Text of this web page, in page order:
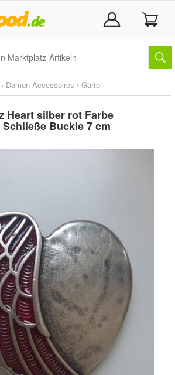
› Damen-Accessoires › Gürtel
Heart silber rot Farbe
Buckle 7 cm